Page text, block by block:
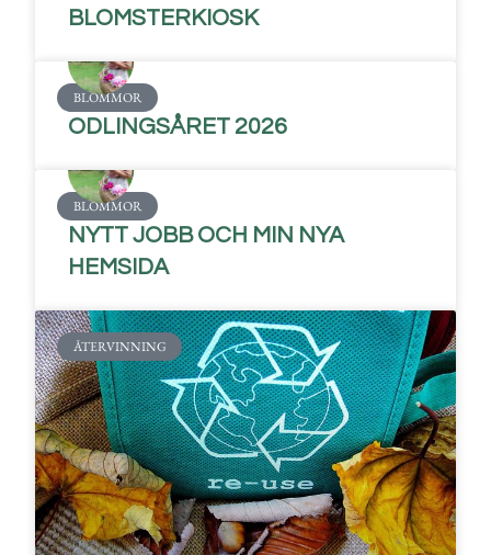
BLOMSTERKIOSK
BLOMMOR
ODLINGSÅRET 2026
BLOMMOR
NYTT JOBB OCH MIN NYA
HEMSIDA
ÅTERVINNING